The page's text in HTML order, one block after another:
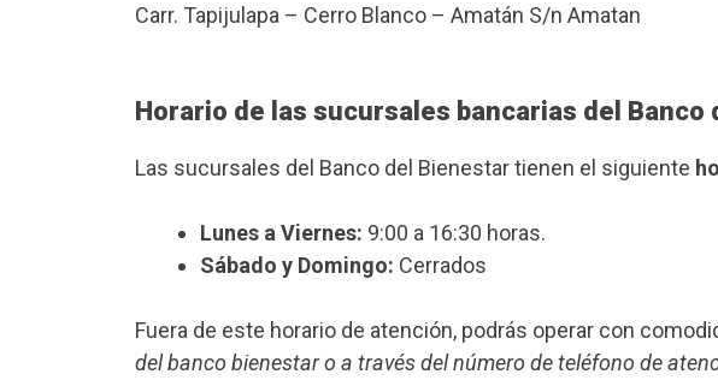
Carr. Tapijulapa – Cerro Blanco – Amatán S/n Amatan
Horario de las sucursales bancarias del Banco
Las sucursales del Banco del Bienestar tienen el siguiente
Lunes a Viernes: 9:00 a 16:30 horas.
Sábado y Domingo: Cerrados
Fuera de este horario de atención, podrás operar con
del banco bienestar o a través del número de teléfono de